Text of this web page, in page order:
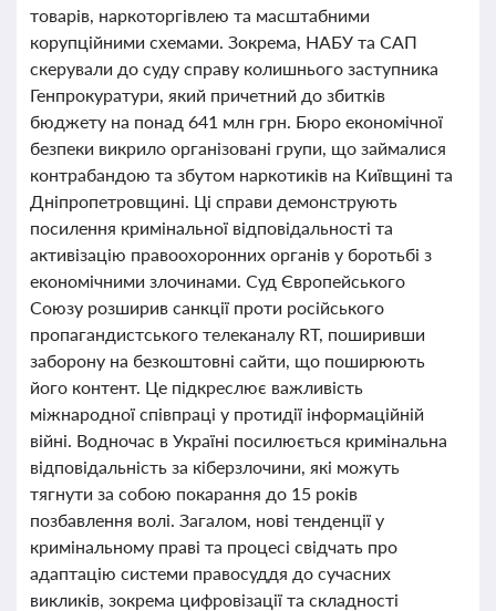
товарів, наркоторгівлею та масштабними
корупційними схемами. Зокрема, НАБУ та САП
скерували до суду справу колишнього заступника
Генпрокуратури, який причетний до збитків
бюджету на понад 641 млн грн. Бюро економічної
безпеки викрило організовані групи, що займалися
контрабандою та збутом наркотиків на Київщині та
Дніпропетровщині. Ці справи демонструють
посилення кримінальної відповідальності та
активізацію правоохоронних органів у боротьбі з
економічними злочинами. Суд Європейського
Союзу розширив санкції проти російського
пропагандистського телеканалу RT, поширивши
заборону на безкоштовні сайти, що поширюють
його контент. Це підкреслює важливість
міжнародної співпраці у протидії інформаційній
війні. Водночас в Україні посилюється кримінальна
відповідальність за кіберзлочини, які можуть
тягнути за собою покарання до 15 років
позбавлення волі. Загалом, нові тенденції у
кримінальному праві та процесі свідчать про
адаптацію системи правосуддя до сучасних
викликів, зокрема цифровізації та складності